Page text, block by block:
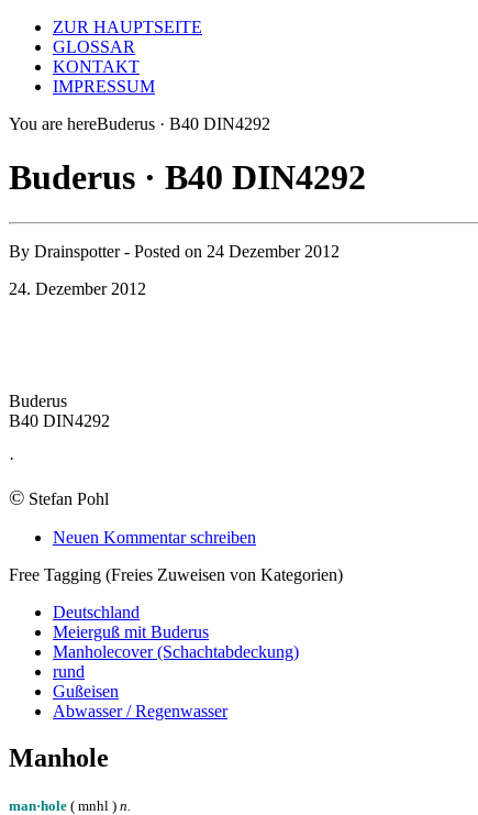
ZUR HAUPTSEITE
GLOSSAR
KONTAKT
IMPRESSUM
You are hereBuderus · B40 DIN4292
Buderus · B40 DIN4292
By Drainspotter- Posted on 24 Dezember 2012
24. Dezember 2012
Buderus
B40 DIN4292
·
© Stefan Pohl
Neuen Kommentar schreiben
Free Tagging (Freies Zuweisen von Kategorien)
Deutschland
Meierguß mit Buderus
Manholecover (Schachtabdeckung)
rund
Gußeisen
Abwasser / Regenwasser
Manhole
man·hole ( mnhl ) n.